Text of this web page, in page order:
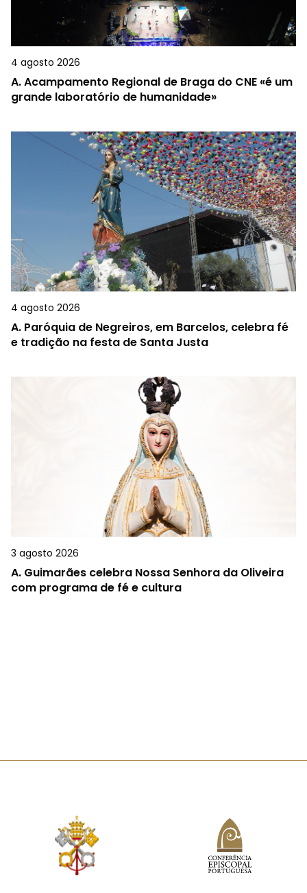
4 agosto 2026
A.Acampamento Regional de Braga do CNE «é um
grande laboratório de humanidade»
4 agosto 2026
A. Paróquia de Negreiros, em Barcelos, celebra fé
e tradição na festa de Santa Justa
3 agosto 2026
A. Guimarães celebra Nossa Senhora da Oliveira
com programa de fé e cultura